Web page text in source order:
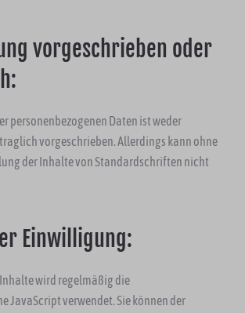
vorgeschrieben oder
personenbezogenen Daten ist weder
vorgeschrieben. Allerdings kann ohne
der Inhalte von Standardschriften nicht
Einwilligung:
wird regelmäßig die
JavaScript verwendet. Sie können der